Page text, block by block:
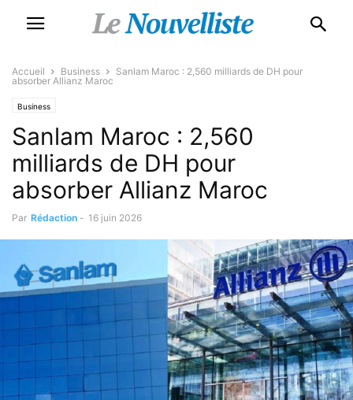
Accueil Business
Sanlam Maroc : 2,560 milliards de DH pour
absorber Allianz Maroc
Business
Sanlam Maroc : 2,560
milliards de DH pour
absorber Allianz Maroc
Par Rédaction - 16 juin 2026